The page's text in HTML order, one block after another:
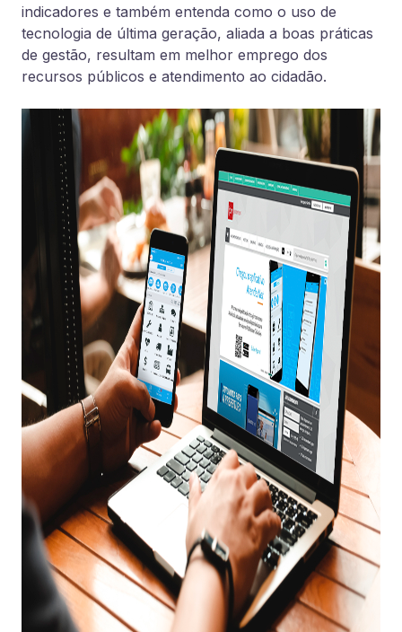
indicadores e também entenda como o uso de
tecnologia de última geração, aliada a boas práticas
de gestão, resultam em melhor emprego dos
recursos públicos e atendimento ao cidadão.